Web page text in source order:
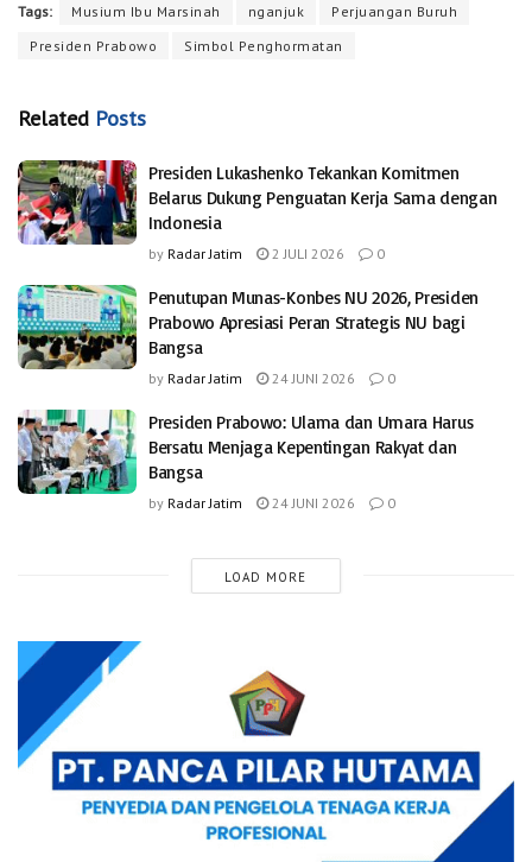
Tags: Musium Ibu Marsinah nganjuk
Perjuangan Buruh
Presiden Prabowo
Simbol Penghormatan
Related Posts
Presiden Lukashenko Tekankan Komitmen
Belarus Dukung Penguatan Kerja Sama dengan
Indonesia
by Radar Jatim 2 JULI 2026 0
Penutupan Munas-Konbes NU 2026, Presiden
Prabowo Apresiasi Peran Strategis NU bagi
Bangsa
by Radar Jatim 24 JUNI 2026 0
Presiden Prabowo: Ulama dan Umara Harus
Bersatu Menjaga Kepentingan Rakyat dan
Bangsa
by Radar Jatim 24 JUNI 2026 0
LOAD MORE